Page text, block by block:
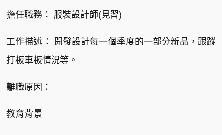
擔任職務： 服裝設計師(見習)
工作描述： 開發設計每一個季度的一部分新品，跟蹤
打板車板情況等。
離職原因：
教育背景